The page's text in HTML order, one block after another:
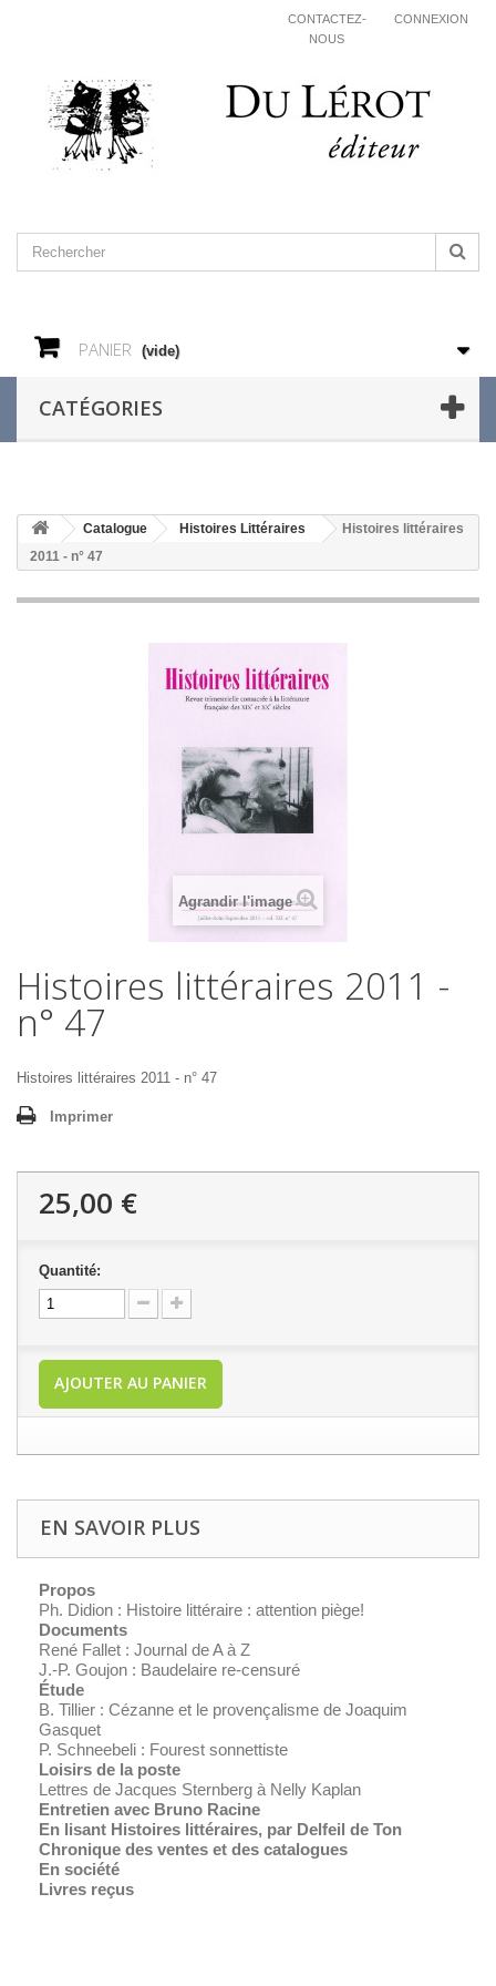
CONNEXION
CONTACTEZ-
NOUS
PANIER (vide)
CATÉGORIES
Catalogue Histoires Littéraires
Histoires littéraires
2011 - n° 47
Agrandir l'image
Histoires littéraires 2011 -
n° 47
Histoires littéraires 2011 - n° 47
Imprimer
25,00 €
Quantité:
AJOUTER AU PANIER
EN SAVOIR PLUS
Propos
Ph. Didion : Histoire littéraire : attention piège!
Documents
René Fallet : Journal de A à Z
J.-P. Goujon : Baudelaire re-censuré
Étude
B. Tillier : Cézanne et le provençalisme de Joaquim
Gasquet
P. Schneebeli : Fourest sonnettiste
Loisirs de la poste
Lettres de Jacques Sternberg à Nelly Kaplan
Entretien avec Bruno Racine
En lisant Histoires littéraires, par Delfeil de Ton
Chronique des ventes et des catalogues
En société
Livres reçus